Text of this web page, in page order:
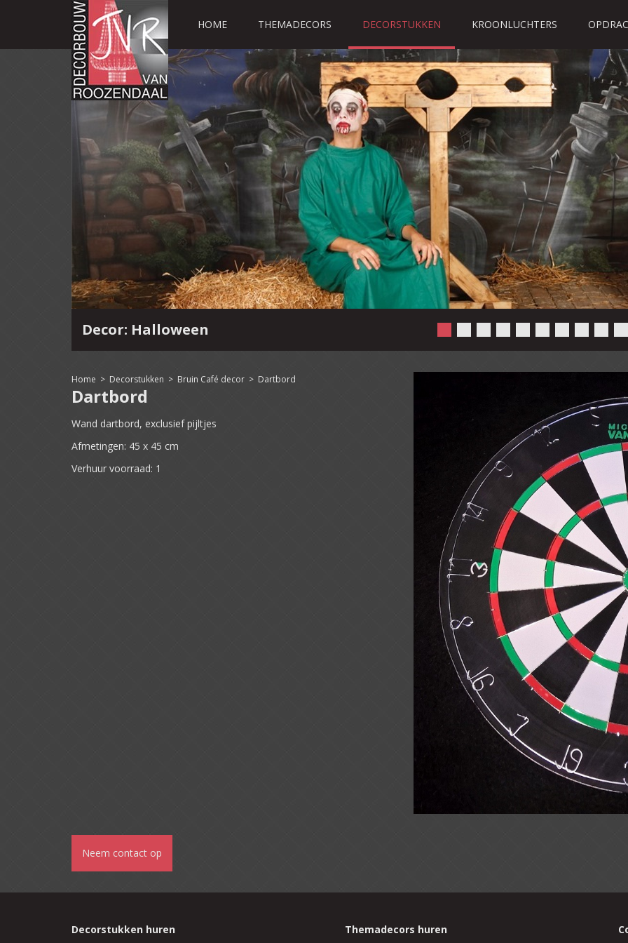
HOME THEMADECORS DECORSTUKKEN KROONLUCHTERS
Decor: Halloween
Home > Decorstukken > Bruin Café decor > Dartbord
Dartbord
Wand dartbord, exclusief pijltjes
Afmetingen: 45 x 45 cm
Verhuur voorraad: 1
Neem contact op
Decorstukken huren Themadecors huren